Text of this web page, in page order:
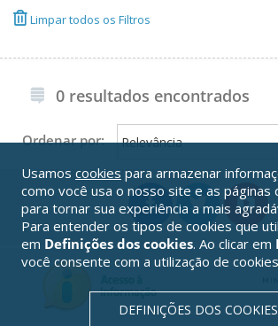
Limpar todos os Filtros
0 resultados encontrados
Ordenar por:
Usamos cookies para armazenar
como você usa o nosso site e as páginas
para tornar sua experiência a mais
Para entender os tipos de cookies que
em Definições dos cookies. Ao clicar em
você consente com a utilização de
DEFINIÇÕES DOS COOKIES